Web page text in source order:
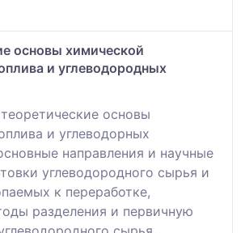
основы химической
и углеводородных
основы
и углеводорных
направления и научные
углеводородного сырья и
к переработке,
разделения и первичную